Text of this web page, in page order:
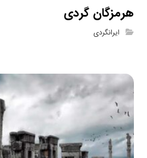
هرمزگان گردی
ایرانگردی